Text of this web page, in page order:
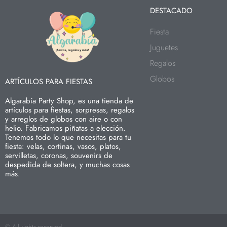
ARTÍCULOS PARA FIESTAS
Algarabía Party Shop, es una tienda de
artículos para fiestas, sorpresas, regalos
y arreglos de globos con aire o con
helio. Fabricamos piñatas a elección.
Tenemos todo lo que necesitas para tu
fiesta: velas, cortinas, vasos, platos,
servilletas, coronas, souvenirs de
despedida de soltera, y muchas cosas
más.
DESTACADO
Fiesta
Juguetes
Regalos
Globos